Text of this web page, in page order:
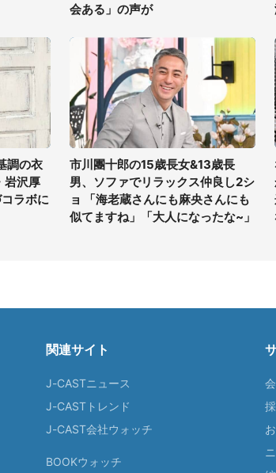
会ある」の声が
調の衣
岩沢厚
ラボに
市川團十郎の15歳長女&13歳長
男、ソファでリラックス仲良し2シ
ョ 「海老蔵さんにも麻央さんにも
似てますね」「大人になったな~」
関連サイト
J-CASTニュース
J-CASTトレンド
J-CAST会社ウォッチ
BOOKウォッチ